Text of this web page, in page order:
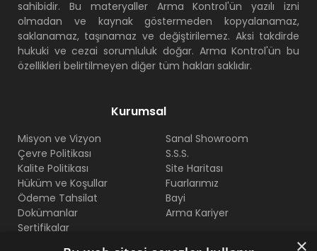
sahibidir. Bu materyaller Arma Kontrol'ün yazılı izni
olmadan ve kaynak göstermeden kopyalanamaz,
saklanamaz, taşınamaz ve değiştirilemez. Aksi takdirde
hukuki ve cezai sorumluluk doğar. Arma Kontrol'ün bu
özellikleri belirtilmeyen diğer tüm hakları saklıdır.
Kurumsal
Misyon ve Vizyon
Çevre Politikası
Kalite Politikası
Hüküm ve Koşullar
Ödeme Tahsilat
Dokümanlar
Sertifikalar
Sanal Showroom
S.S.S.
Site Haritası
Fuarlarımız
Bayi
Arma Kariyer
×